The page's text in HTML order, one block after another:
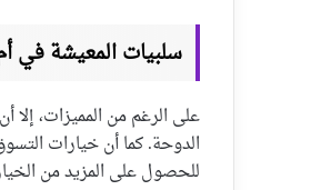
سلبيات المعيشة في
على الرغم من المميزات،
الدوحة. كما أن خيارات
للحصول على المزيد من